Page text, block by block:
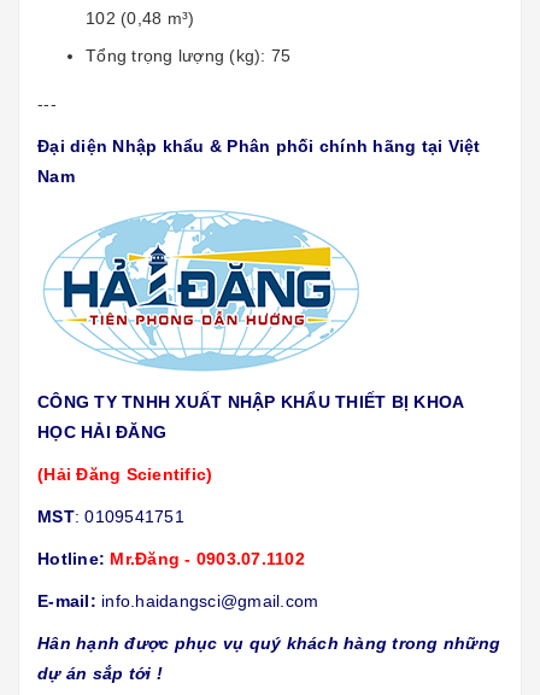
102 (0,48 m³)
Tổng trọng lượng (kg): 75
---
Đại diện Nhập khẩu & Phân phối chính hãng tại Việt
Nam
CÔNG TY TNHH XUẤT NHẬP KHẨU THIẾT BỊ KHOA
HỌC HẢI ĐĂNG
(Hải Đăng Scientific)
MST: 0109541751
Hotline: Mr.Đăng - 0903.07.1102
E-mail: info.haidangsci@gmail.com
Hân hạnh được phục vụ quý khách hàng trong những
dự án sắp tới !